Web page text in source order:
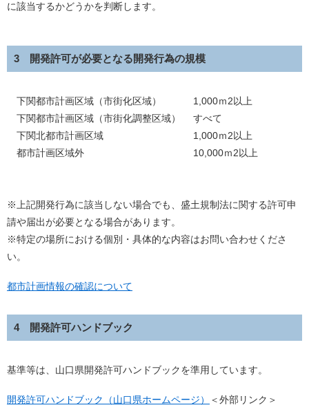
に該当するかどうかを判断します。
3 開発許可が必要となる開発行為の規模
下関都市計画区域（市街化区域） 1,000ｍ2以上
下関都市計画区域（市街化調整区域） すべて
下関北都市計画区域 1,000ｍ2以上
都市計画区域外 10,000ｍ2以上
※上記開発行為に該当しない場合でも、盛土規制法に関する許可申
請や届出が必要となる場合があります。
※特定の場所における個別・具体的な内容はお問い合わせくださ
い。
都市計画情報の確認について
4 開発許可ハンドブック
基準等は、山口県開発許可ハンドブックを準用しています。
開発許可ハンドブック（山口県ホームページ） ＜外部リンク＞